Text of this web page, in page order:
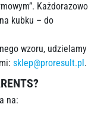
Każdorazowo
kubku – do
wzoru, udzielamy
sklep@proresult.pl.
na: